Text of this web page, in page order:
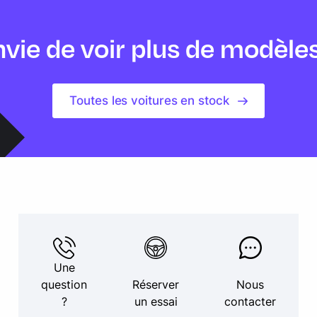
de voir plus de
Toutes les voitures en stock
Une
question
?
Réserver
un essai
Nous
contacter